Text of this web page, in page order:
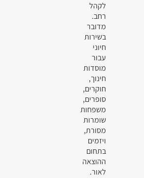
לקהל
רחב.
מדובר
בשירות
חיוני
עבור
מוסדות
חינוך,
חוקרים,
סופרים,
משפחות
שומרות
מסורת,
ויזמים
בתחום
ההוצאה
לאור.